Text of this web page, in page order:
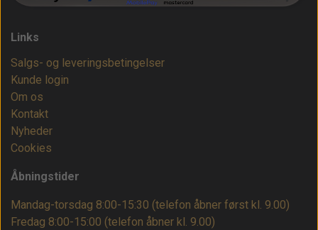
Links
Salgs- og leveringsbetingelser
Kunde login
Om os
Kontakt
Nyheder
Cookies
Åbningstider
Mandag-torsdag 8:00-15:30 (telefon åbner først kl. 9.00)
Fredag 8:00-15:00 (telefon åbner kl. 9.00)